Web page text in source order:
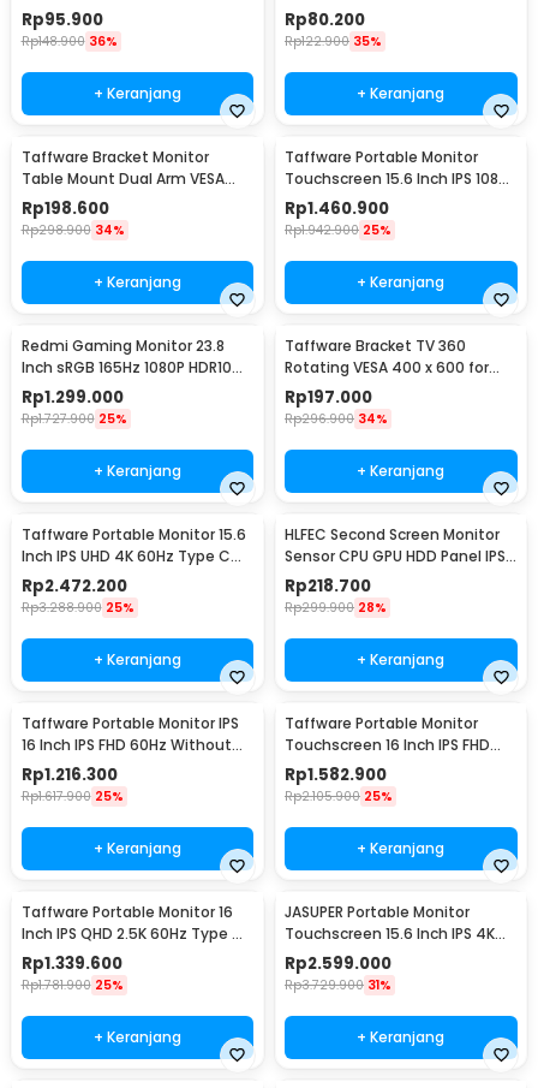
200 14-42 Inch TV - JT-01
Rp95.900
Rp148.900 36%
+ Keranjang
SH-65T
Rp80.200
Rp122.900 35%
+ Keranjang
Taffware Bracket Monitor
Table Mount Dual Arm VESA
100x100 13-27 Inch - KMT-2
Rp198.600
Rp298.900 34%
+ Keranjang
Taffware Portable Monitor
Touchscreen 15.6 Inch IPS 1080P
60Hz Type C - 1560MTS
Rp1.460.900
Rp1.942.900 25%
+ Keranjang
Redmi Gaming Monitor 23.8
Inch sRGB 165Hz 1080P HDR10
1ms - G24
Rp1.299.000
Rp1.727.900 25%
+ Keranjang
Taffware Bracket TV 360
Rotating VESA 400 x 600 for
32-65 Inch TV - DN06
Rp197.000
Rp296.900 34%
+ Keranjang
Taffware Portable Monitor 15.6
Inch IPS UHD 4K 60Hz Type C
Mini HDMI - SJD1505
Rp2.472.200
Rp3.288.900 25%
+ Keranjang
HLFEC Second Screen Monitor
Sensor CPU GPU HDD Panel IPS
3.5 Inch - HL-3
Rp218.700
Rp299.900 28%
+ Keranjang
Taffware Portable Monitor IPS
16 Inch IPS FHD 60Hz Without
Touchscreen - 1600XTS
Rp1.216.300
Rp1.617.900 25%
+ Keranjang
Taffware Portable Monitor
Touchscreen 16 Inch IPS FHD
60Hz Type C - 1600XTS
Rp1.582.900
Rp2.105.900 25%
+ Keranjang
Taffware Portable Monitor 16
Inch IPS QHD 2.5K 60Hz Type C
Mini HDMI - 1600XTS
Rp1.339.600
Rp1.781.900 25%
+ Keranjang
JASUPER Portable Monitor
Touchscreen 15.6 Inch IPS 4K
60Hz Type C - XW-660
Rp2.599.000
Rp3.729.900 31%
+ Keranjang